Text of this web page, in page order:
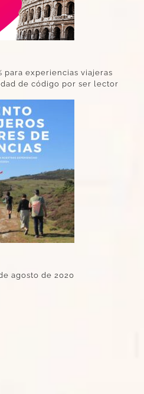
para experiencias viajeras
de código por ser lector
agosto de 2020